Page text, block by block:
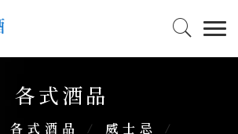
各式酒品
各式酒品 / 威士忌
/